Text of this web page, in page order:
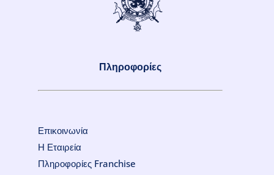
Πληροφορίες
Επικοινωνία
Η Εταιρεία
Πληροφορίες Franchise